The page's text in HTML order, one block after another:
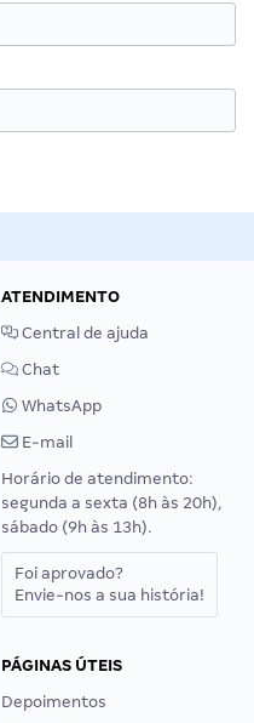
ATENDIMENTO
Central de ajuda
Chat
WhatsApp
E-mail
Horário de atendimento:
segunda a sexta (8h às 20h),
sábado (9h às 13h).
Foi aprovado?
Envie-nos a sua história!
PÁGINAS ÚTEIS
Depoimentos